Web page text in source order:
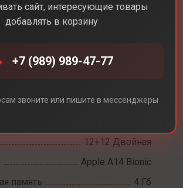
iPhone 12
12
экрана
2532×1170
12+12 Двойная
Apple A14 Bionic
память
4 Гб
сайт, интересующие товары
добавлять в корзину
+7 (989) 989-47-77
звоните или пишите в мессенджеры